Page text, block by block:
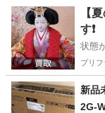
東京 江東区 亀
【
す❗️
状態
プリフ
新
2G-